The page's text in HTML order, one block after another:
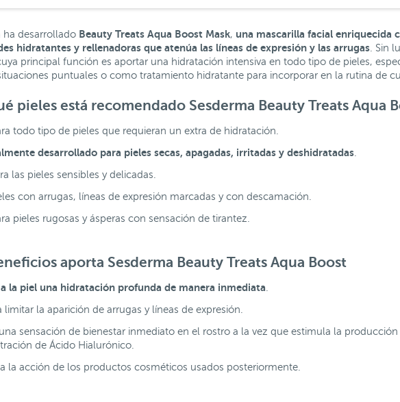
ha desarrollado Beauty Treats Aqua Boost Mask, una mascarilla facial enriquecida
hidratantes y rellenadoras que atenúa las líneas de expresión y las arrugas . Sin
principal función es aportar una hidratación intensiva en todo tipo de pieles,
puntuales o como tratamiento hidratante para incorporar en la rutina de
pieles está recomendado Sesderma Beauty Treats Aqua
todo tipo de pieles que requieran un extra de hidratación.
desarrollado para pieles secas, apagadas, irritadas y deshidratadas
las pieles sensibles y delicadas.
con arrugas, líneas de expresión marcadas y con descamación.
pieles rugosas y ásperas con sensación de tirantez.
aporta Sesderma Beauty Treats Aqua Boost
a la piel una hidratación profunda de manera inmediata
limitar la aparición de arrugas y líneas de expresión.
sensación de bienestar inmediato en el rostro a la vez que estimula la
de Ácido Hialurónico.
la acción de los productos cosméticos usados posteriormente.